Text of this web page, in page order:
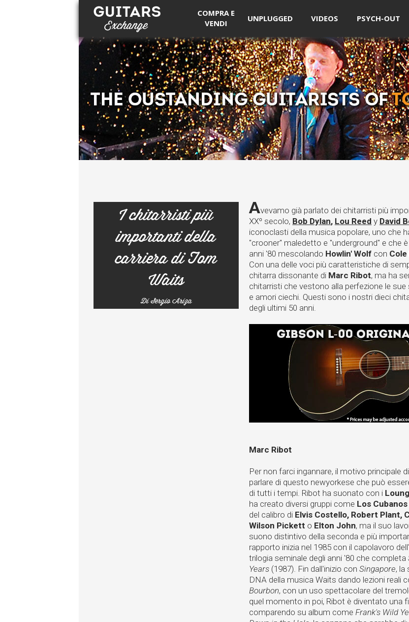
Guitars Exchange
COMPRA E
VENDI
UNPLUGGED VIDEOS PSYCH-OUT
I chitarristi più
importanti della
carriera di Tom
Waits
Di Sergio Ariza
Avevamo già parlato dei chitarristi più
XXº secolo, Bob Dylan, Lou Reed y David
iconoclasti della musica popolare, uno che
"crooner" maledetto e "underground" e che
anni '80 mescolando Howlin' Wolf con
Con una delle voci più caratteristiche di
chitarra dissonante di Marc Ribot, ma ha
chitarristi che vestono alla perfezione le
e amori ciechi. Questi sono i nostri dieci
degli ultimi 50 anni.
Marc Ribot
Per non farci ingannare, il motivo principale
parlare di questo newyorkese che può
di tutti i tempi. Ribot ha suonato con i
ha creato diversi gruppi come Los
del calibro di Elvis Costello, Robert Plant,
Wilson Pickett o Elton John, ma il suo
suono distintivo della seconda e più
rapporto inizia nel 1985 con il capolavoro
trilogia seminale degli anni '80 che completa
Years (1987). Fin dall'inizio con Singapore, la
DNA della musica Waits dando lezioni reali
Bourbon, con un uso spettacolare del
quel momento in poi, Ribot è diventato una
comparendo su album come Frank's Wild